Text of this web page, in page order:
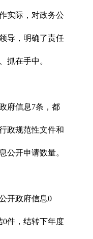
实际，对政务公
导，明确了责任
抓在手中。
府信息7条，都
政规范性文件和
公开申请数量。
开政府信息0
0件，结转下年度